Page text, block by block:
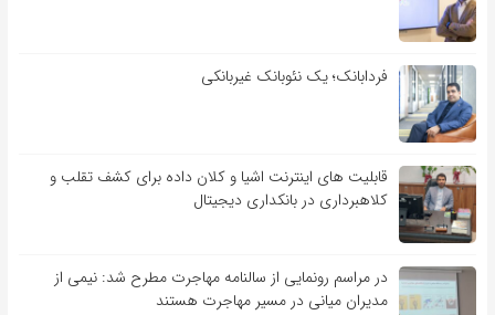
فردابانک؛ یک نئوبانک غیربانکی
قابلیت ‏های اینترنت اشیا و کلان‏ داده برای کشف تقلب و
کلاهبرداری در بانکداری دیجیتال
در مراسم رونمایی از سالنامه مهاجرت مطرح شد: نیمی از
مدیران میانی در مسیر مهاجرت هستند